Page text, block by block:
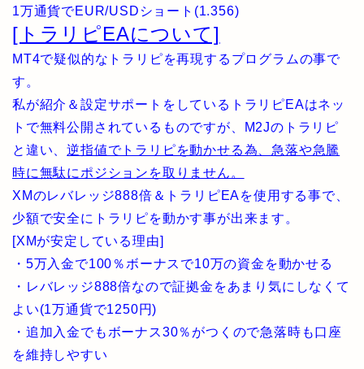
1万通貨でEUR/USDショート(1.356)
[トラリピEAについて]
MT4で疑似的なトラリピを再現するプログラムの事で
す。
私が紹介＆設定サポートをしているトラリピEAはネッ
トで無料公開されているものですが、M2Jのトラリピ
と違い、逆指値でトラリピを動かせる為、急落や急騰
時に無駄にポジションを取りません。
XMのレバレッジ888倍＆トラリピEAを使用する事で、
少額で安全にトラリピを動かす事が出来ます。
[XMが安定している理由]
・5万入金で100％ボーナスで10万の資金を動かせる
・レバレッジ888倍なので証拠金をあまり気にしなくて
よい(1万通貨で1250円)
・追加入金でもボーナス30％がつくので急落時も口座
を維持しやすい